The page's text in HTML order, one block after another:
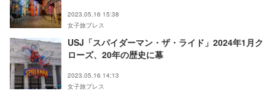
2023.05.16 15:38
女子旅プレス
USJ「スパイダーマン・ザ・ライド」2024年1月ク
ローズ、20年の歴史に幕
2023.05.16 14:13
女子旅プレス